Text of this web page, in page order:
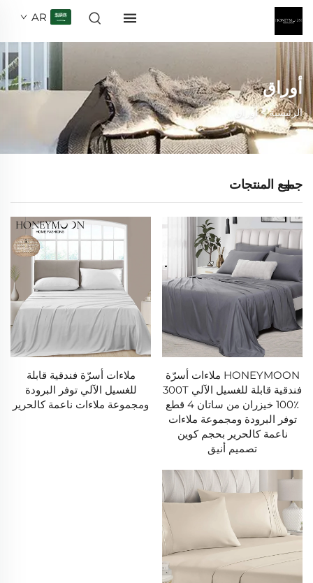
AR
أوراق
الرئيسية > أوراق
جميع المنتجات
HONEYMOON ملاءات أسرّة
فندقية قابلة للغسيل الآلي 300T
100٪ خيزران من ساتان 4 قطع
توفر البرودة ومجموعة ملاءات
ناعمة كالحرير بحجم كوين
تصميم أنيق
ملاءات أسرّة فندقية قابلة
للغسيل الآلي توفر البرودة
ومجموعة ملاءات ناعمة كالحرير